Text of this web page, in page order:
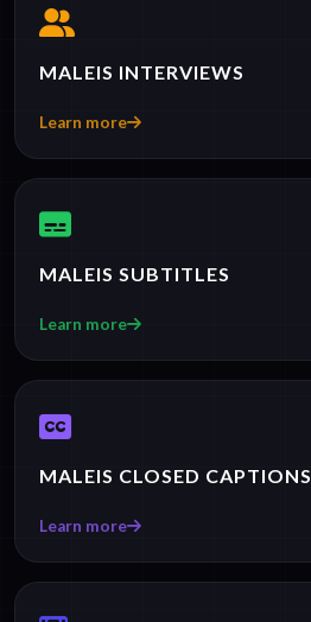
MALEIS INTERVIEWS
Learn more
MALEIS SUBTITLES
Learn more
MALEIS CLOSED CAPTIONS
Learn more